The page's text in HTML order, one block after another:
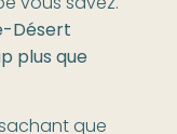
Désert
plus que
que